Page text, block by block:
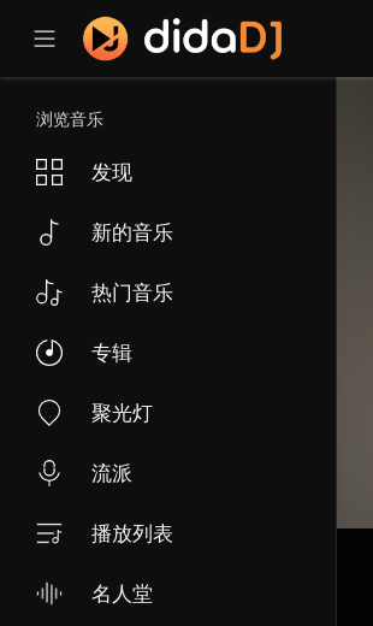
浏览音乐
发现
新的音乐
热门音乐
专辑
聚光灯
流派
播放列表
名人堂